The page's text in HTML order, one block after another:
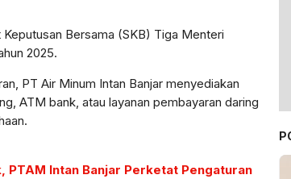
Bersama (SKB) Tiga Menteri
2025.
PT Air Minum Intan Banjar menyediakan
ATM bank, atau layanan pembayaran daring
PTAM Intan Banjar Perketat Pengaturan